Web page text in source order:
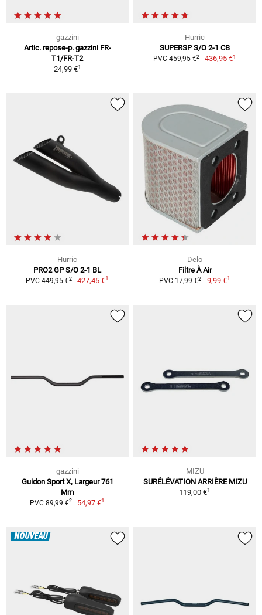
gazzini
Artic. repose-p. gazzini FR-
T1/FR-T2
24,99 €1
Hurric
SUPERSP S/O 2-1 CB
PVC 459,95 €2 436,95 €1
Hurric
PRO2 GP S/O 2-1 BL
PVC 449,95 €2 427,45 €1
Delo
Filtre À Air
PVC 17,99 €2 9,99 €1
gazzini
Guidon Sport X, Largeur 761
Mm
PVC 89,99 €2 54,97 €1
MIZU
SURÉLÉVATION ARRIÈRE MIZU
119,00 €1
NOUVEAU